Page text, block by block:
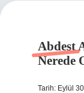
Abdest
Nerede
Tarih: Eylül